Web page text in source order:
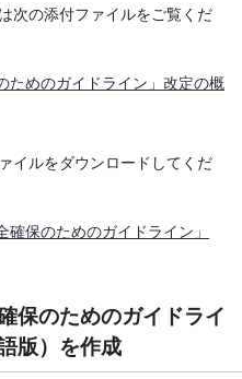
次の添付ファイルをご覧くだ
ためのガイドライン」改定の概
イルをダウンロードしてくだ
保のためのガイドライン」
保のためのガイドライ
版）を作成